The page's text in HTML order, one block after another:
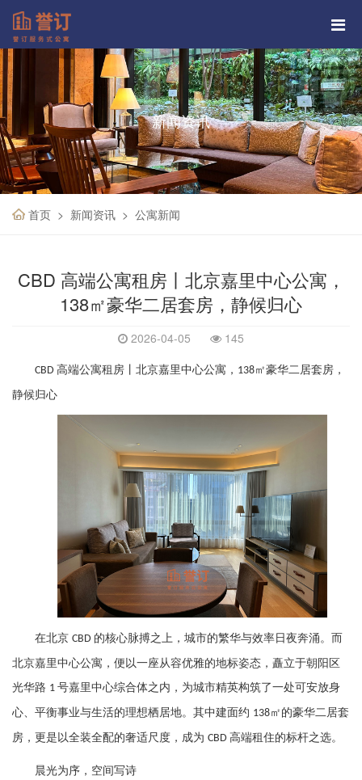
新闻资讯
首页 新闻资讯 公寓新闻
CBD 高端公寓租房丨北京嘉里中心公寓，
138㎡豪华二居套房，静候归心
2026-04-05 145
CBD 高端公寓租房丨北京嘉里中心公寓， 138㎡豪华二居套房，
静候归心
在北京 CBD 的核心脉搏之上，城市的繁华与效率日夜奔涌。而
北京嘉里中心公寓，便以一座从容优雅的地标姿态，矗立于朝阳区
光华路 1 号嘉里中心综合体之内，为城市精英构筑了一处可安放身
心、平衡事业与生活的理想栖居地。其中建面约 138㎡的豪华二居套
房，更是以全装全配的奢适尺度，成为 CBD 高端租住的标杆之选。
晨光为序，空间写诗